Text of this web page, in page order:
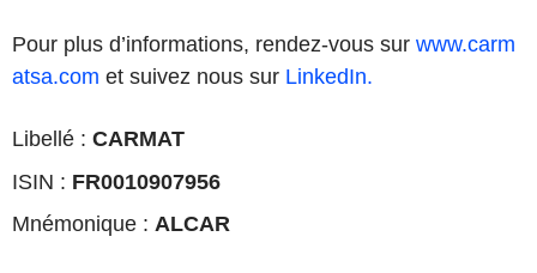
Pour plus d’informations, rendez-vous sur www.carm
atsa.com et suivez nous sur LinkedIn.
Libellé : CARMAT
ISIN : FR0010907956
Mnémonique : ALCAR